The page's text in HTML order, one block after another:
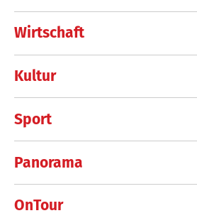
Wirtschaft
Kultur
Sport
Panorama
OnTour